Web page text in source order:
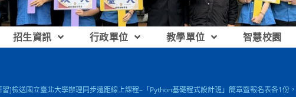
招生資訊 行政單位 教學單位 智慧校園
習]檢送國立臺北大學辦理同步遠距線上課程–「Python基礎程式設計班」簡章暨報名表各1份